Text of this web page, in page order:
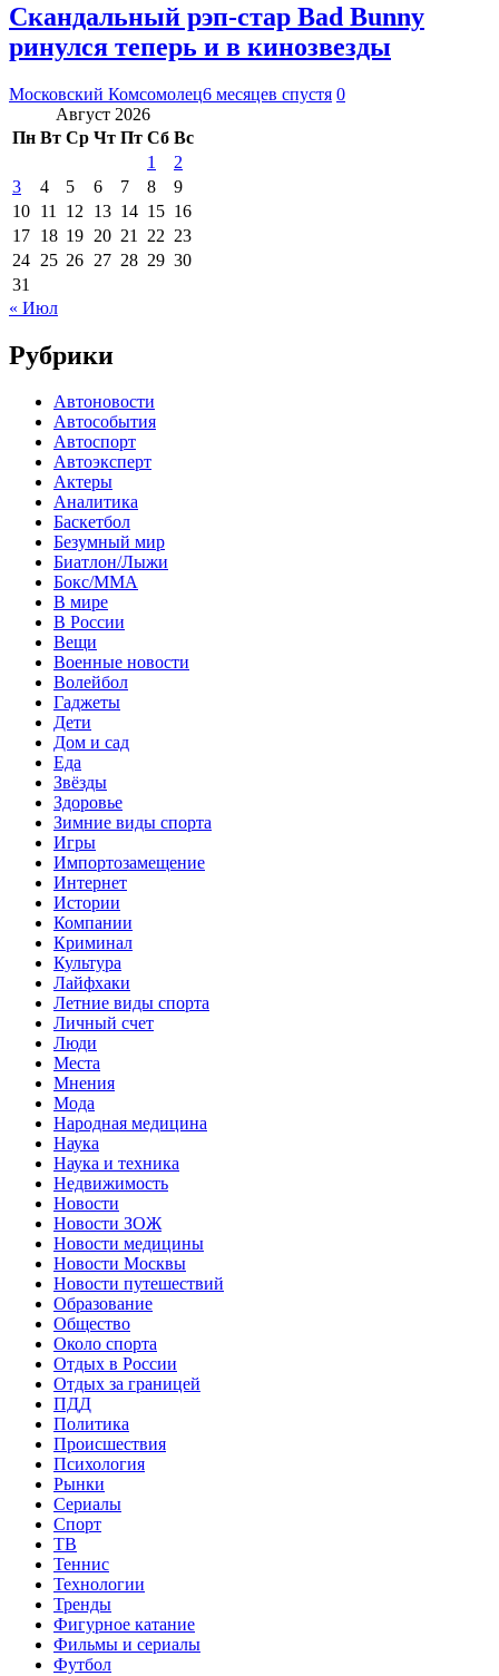
Скандальный рэп-стар Bad Bunny
ринулся теперь и в кинозвезды
Московский Комсомолец6 месяцев спустя 0
Август 2026
Пн Вт Ср Чт Пт Сб Вс
1
2
3
4 5 6 7 8
9
10 11 12 13 14 15 16
17 18 19 20 21 22 23
24 25 26 27 28 29 30
31
« Июл
Рубрики
Автоновости
Автособытия
Автоспорт
Автоэксперт
Актеры
Аналитика
Баскетбол
Безумный мир
Биатлон/Лыжи
Бокс/MMA
В мире
В России
Вещи
Военные новости
Волейбол
Гаджеты
Дети
Дом и сад
Еда
Звёзды
Здоровье
Зимние виды спорта
Игры
Импортозамещение
Интернет
Истории
Компании
Криминал
Культура
Лайфхаки
Летние виды спорта
Личный счет
Люди
Места
Мнения
Мода
Народная медицина
Наука
Наука и техника
Недвижимость
Новости
Новости ЗОЖ
Новости медицины
Новости Москвы
Новости путешествий
Образование
Общество
Около спорта
Отдых в России
Отдых за границей
ПДД
Политика
Происшествия
Психология
Рынки
Сериалы
Спорт
ТВ
Теннис
Технологии
Тренды
Фигурное катание
Фильмы и сериалы
Футбол